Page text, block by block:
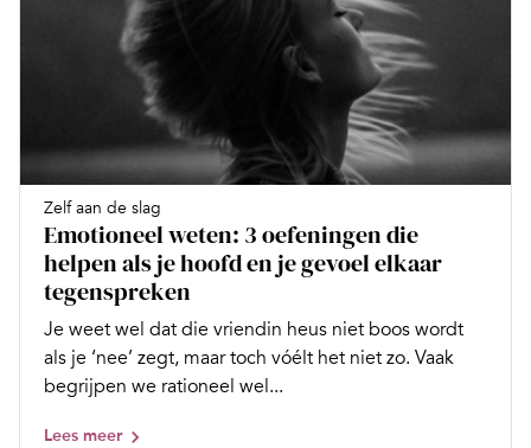
Zelf aan de slag
Emotioneel weten: 3 oefeningen die
helpen als je hoofd en je gevoel elkaar
tegenspreken
Je weet wel dat die vriendin heus niet boos wordt
als je ‘nee’ zegt, maar toch vóélt het niet zo. Vaak
begrijpen we rationeel wel...
Lees meer